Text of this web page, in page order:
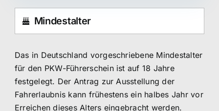
Mindestalter
Das in Deutschland vorgeschriebene Mindestalter
für den PKW-Führerschein ist auf 18 Jahre
festgelegt. Der Antrag zur Ausstellung der
Fahrerlaubnis kann frühestens ein halbes Jahr vor
Erreichen dieses Alters eingebracht werden.